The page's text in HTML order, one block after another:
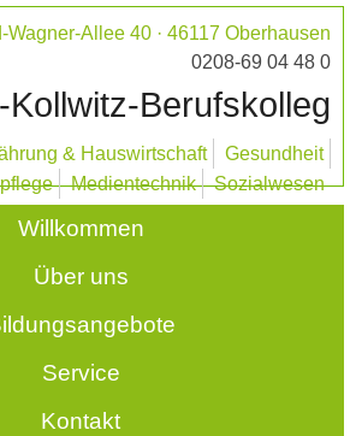
Wagner-Allee 40 · 46117 Oberhausen
0208-69 04 48 0
Kollwitz-Berufskolleg
& Hauswirtschaft
Gesundheit
Medientechnik Sozialwesen
Willkommen
Über uns
Service
Kontakt